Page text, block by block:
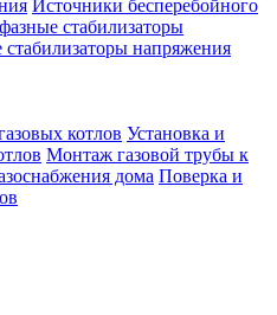
Источники бесперебойного
стабилизаторы
стабилизаторы напряжения
котлов Установка и
Монтаж газовой трубы к
дома Поверка и